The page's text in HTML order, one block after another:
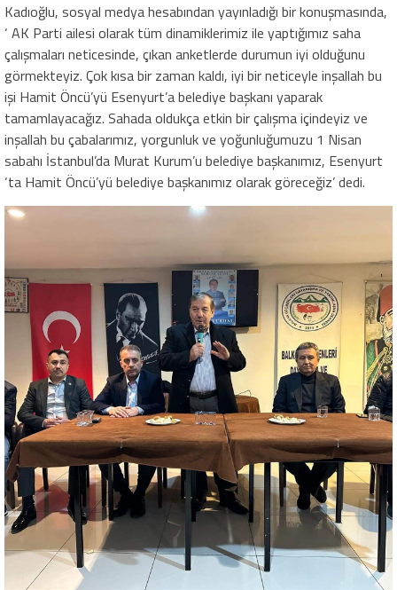
Kadıoğlu, sosyal medya hesabından yayınladığı bir konuşmasında,
‘ AK Parti ailesi olarak tüm dinamiklerimiz ile yaptığımız saha
çalışmaları neticesinde, çıkan anketlerde durumun iyi olduğunu
görmekteyiz. Çok kısa bir zaman kaldı, iyi bir neticeyle inşallah bu
işi Hamit Öncü’yü Esenyurt’a belediye başkanı yaparak
tamamlayacağız. Sahada oldukça etkin bir çalışma içindeyiz ve
inşallah bu çabalarımız, yorgunluk ve yoğunluğumuzu 1 Nisan
sabahı İstanbul’da Murat Kurum’u belediye başkanımız, Esenyurt
‘ta Hamit Öncü’yü belediye başkanımız olarak göreceğiz’ dedi.